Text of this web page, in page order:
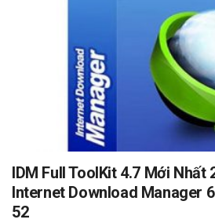
IDM Full ToolKit 4.7 Mới Nhất
Internet Download Manager
52